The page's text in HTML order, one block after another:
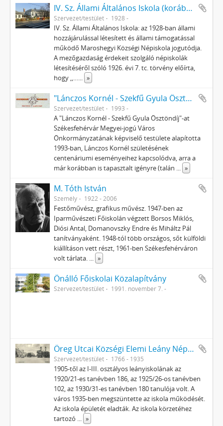
IV. Sz. Állami Általános Iskola (korábban: Maroshegyi Községi Népiskola)
Szervezet/testület 1928 -
IV. Sz. Állami Általános Iskola: az 1928-ban állami
hozzájárulással létesített és állami támogatással
működő Maroshegyi Községi Népiskola jogutódja.
A mezőgazdaság érdekeit szolgáló népiskolák
létesítéséről szóló 1926. évi 7. tc. törvény előírta,
hogy ,,…... »
"Lánczos Kornél - Szekfű Gyula Ösztöndíj" Alapítvány
Szervezet/testület 1993 -
A "Lánczos Kornél - Szekfű Gyula Ösztöndíj"-at
Székesfehérvár Megyei-jogú Város
Önkormányzatának képviselő testülete alapította
1993-ban, Lánczos Kornél születésének
centenáriumi eseményeihez kapcsolódva, arra a
már korábban is tapasztalt igényre (talán ... »
M. Tóth István
Személy 1922 - 2006
Festőművész, grafikus művész. 1947-ben az
Iparművészeti Főiskolán végzett Borsos Miklós,
Diósi Antal, Domanovszky Endre és Miháltz Pál
tanítványaként. 1948-tól több országos, sőt külföldi
kiállításon vett részt, 1961-ben Székesfehérváron
volt tárlata. ... »
Önálló Főiskolai Közalapítvány
Szervezet/testület 1991. november 7. -
Öreg Utcai Községi Elemi Leány Népiskola
Szervezet/testület 1766 - 1935
1905-től az I-III. osztályos leányiskolának az
1920/21-es tanévben 186, az 1925/26-os tanévben
102, az 1930/31-es tanévben 180 tanulója volt. A
város 1935-ben megszüntette az iskola működését.
Az iskola épületét eladták. Az iskola körzetéhez
tartozó ... »